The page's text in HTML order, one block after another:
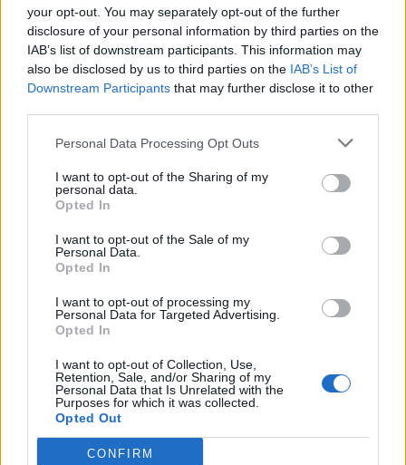
your opt-out. You may separately opt-out of the further
disclosure of your personal information by third parties on the
IAB’s list of downstream participants. This information may
also be disclosed by us to third parties on the IAB’s List of
Downstream Participants that may further disclose it to other
Personal Data Processing Opt Outs
I want to opt-out of the Sharing of my
personal data.
Opted In
I want to opt-out of the Sale of my
Personal Data.
Opted In
I want to opt-out of processing my
Personal Data for Targeted Advertising.
Opted In
I want to opt-out of Collection, Use,
Retention, Sale, and/or Sharing of my
Personal Data that Is Unrelated with the
Purposes for which it was collected.
Opted Out
CONFIRM